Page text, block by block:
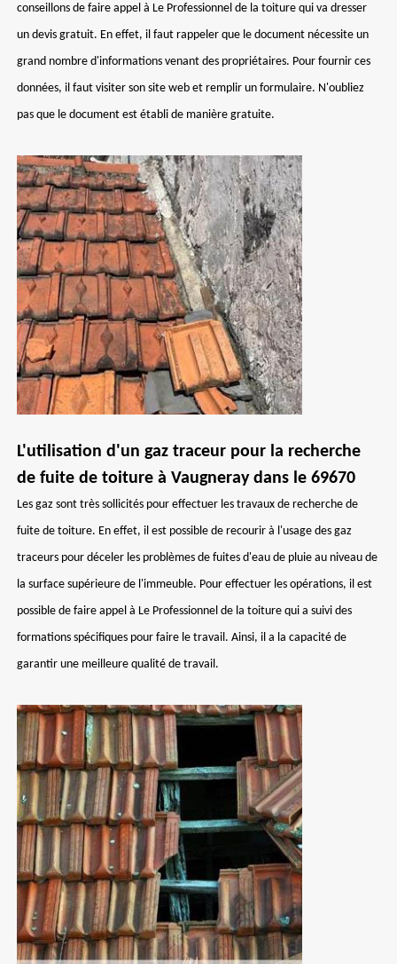
conseillons de faire appel à Le Professionnel de la toiture qui va dresser
un devis gratuit. En effet, il faut rappeler que le document nécessite un
grand nombre d'informations venant des propriétaires. Pour fournir ces
données, il faut visiter son site web et remplir un formulaire. N'oubliez
pas que le document est établi de manière gratuite.
L'utilisation d'un gaz traceur pour la recherche
de fuite de toiture à Vaugneray dans le 69670
Les gaz sont très sollicités pour effectuer les travaux de recherche de
fuite de toiture. En effet, il est possible de recourir à l'usage des gaz
traceurs pour déceler les problèmes de fuites d'eau de pluie au niveau de
la surface supérieure de l'immeuble. Pour effectuer les opérations, il est
possible de faire appel à Le Professionnel de la toiture qui a suivi des
formations spécifiques pour faire le travail. Ainsi, il a la capacité de
garantir une meilleure qualité de travail.